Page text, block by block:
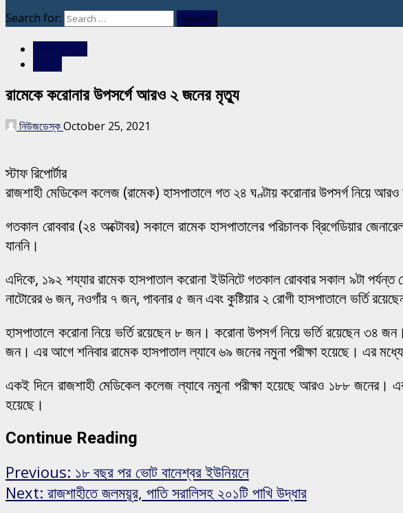
Search for:
রামেকে করোনার উপসর্গে আরও ২ জনের মৃত্যু
নিউজডেস্কOctober 25, 2021
স্টাফ রিপোর্টার
রাজশাহী মেডিকেল কলেজ (রামেক) হাসপাতালে গত ২৪ ঘণ্টায় করোনার উপসর্গ নিয়ে
গতকাল রোববার (২৪ অক্টোবর) সকালে রামেক হাসপাতালের পরিচালক ব্রিগেডিয়ার
যাননি।
এদিকে, ১৯২ শয্যার রামেক হাসপাতাল করোনা ইউনিটে গতকাল রোববার সকাল ৯টা
নাটোরের ৬ জন, নওগাঁর ৭ জন, পাবনার ৫ জন এবং কুষ্টিয়ার ২ রোগী হাসপাতালে ভর্তি
হাসপাতালে করোনা নিয়ে ভর্তি রয়েছেন ৮ জন। করোনা উপসর্গ নিয়ে ভর্তি রয়েছেন
জন। এর আগে শনিবার রামেক হাসপাতাল ল্যাবে ৬৯ জনের নমুনা পরীক্ষা হয়েছে। এর
একই দিনে রাজশাহী মেডিকেল কলেজ ল্যাবে নমুনা পরীক্ষা হয়েছে আরও ১৮৮ জনের।
হয়েছে।
Continue Reading
Previous: ১৮ বছর পর ভোট বানেশ্বর ইউনিয়নে
Next: রাজশাহীতে জলময়ূর, পাতি সরালিসহ ২০১টি পাখি উদ্ধার